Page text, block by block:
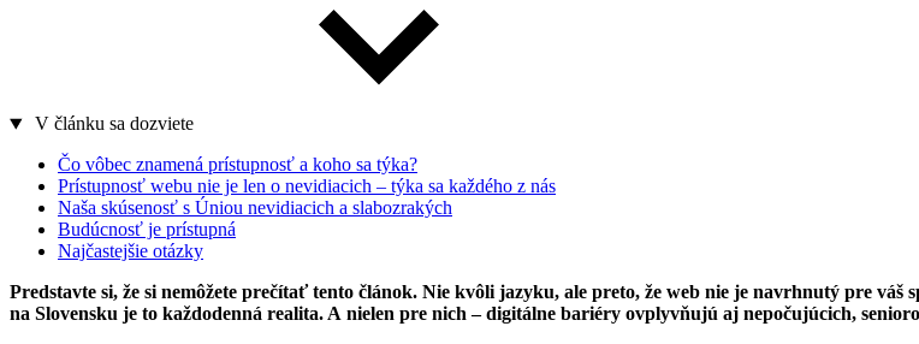
V článku sa dozviete
Čo vôbec znamená prístupnosť a koho sa týka?
Prístupnosť webu nie je len o nevidiacich – týka sa každého z nás
Naša skúsenosť s Úniou nevidiacich a slabozrakých
Budúcnosť je prístupná
Najčastejšie otázky
Predstavte si, že si nemôžete prečítať tento článok. Nie kvôli jazyku, ale preto, že web nie je navrhnutý pre
na Slovensku je to každodenná realita. A nielen pre nich – digitálne bariéry ovplyvňujú aj nepočujúcich,